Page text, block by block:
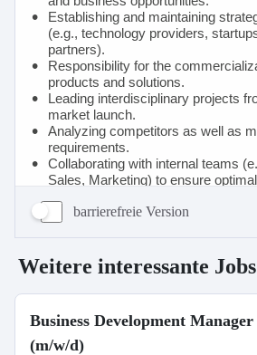
barrierefreie Version
Weitere interessante Jobs
Business Development Manager
(m/w/d)